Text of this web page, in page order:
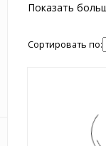
Показать
Сортировать по: